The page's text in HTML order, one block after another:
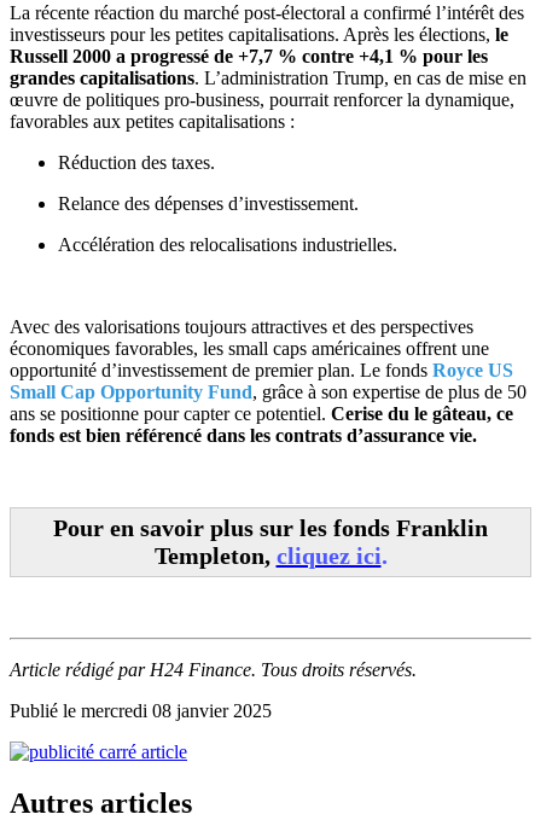
La récente réaction du marché post-électoral a confirmé l’intérêt des
investisseurs pour les petites capitalisations. Après les élections, le
Russell 2000 a progressé de +7,7 % contre +4,1 % pour les
grandes capitalisations. L’administration Trump, en cas de mise en
œuvre de politiques pro-business, pourrait renforcer la dynamique,
favorables aux petites capitalisations :
Réduction des taxes.
Relance des dépenses d’investissement.
Accélération des relocalisations industrielles.
Avec des valorisations toujours attractives et des perspectives
économiques favorables, les small caps américaines offrent une
opportunité d’investissement de premier plan. Le fonds Royce US
Small Cap Opportunity Fund, grâce à son expertise de plus de 50
ans se positionne pour capter ce potentiel. Cerise du le gâteau, ce
fonds est bien référencé dans les contrats d’assurance vie.
Pour en savoir plus sur les fonds Franklin
Templeton, cliquez ici.
Article rédigé par H24 Finance. Tous droits réservés.
Publié le mercredi 08 janvier 2025
Autres articles